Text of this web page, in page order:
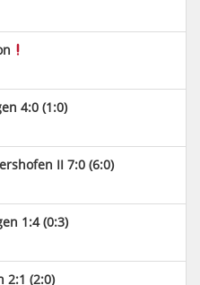
4:0 (1:0)
II 7:0 (6:0)
1:4 (0:3)
2:1 (2:0)